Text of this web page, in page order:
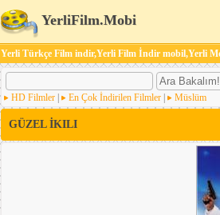
YerliFilm.Mobi
Yerli Türkçe Film indir,Yerli Film İndir mobil,Yerli
HD Filmler En Çok İndirilen Filmler Müslüm
GÜZEL İKILI